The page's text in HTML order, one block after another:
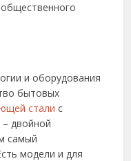
и оборудования
бытовых
стали с
– двойной
самый
модели и для